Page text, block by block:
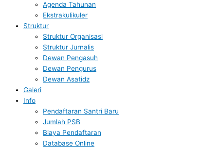
Agenda Tahunan
Ekstrakulikuler
Struktur
Struktur Organisasi
Struktur Jurnalis
Dewan Pengasuh
Dewan Pengurus
Dewan Asatidz
Galeri
Info
Pendaftaran Santri Baru
Jumlah PSB
Biaya Pendaftaran
Database Online